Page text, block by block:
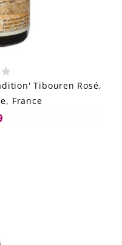
Tibouren Rosé,
France